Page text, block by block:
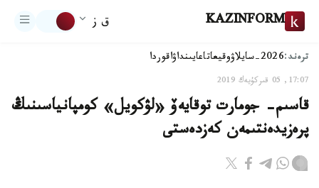
KAZINFORM ق ز
ترەند:2026-سايلاۋ وقيعاتاعايىنداۋاقوردا
17:07, 05 قىركۇيەك 2019
قاسىم- جومارت توقايەۆ «لۋكويل» كومپانياسىنىڭ
پرەزيدەنتىمەن كەزدەستى